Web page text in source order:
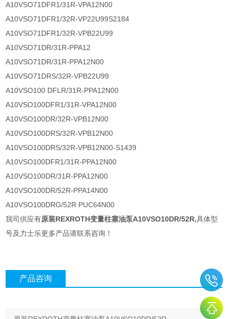
A10VSO71DFR1/31R-VPA12N00
A10VSO71DFR1/32R-VP22U99S2184
A10VSO71DFR1/32R-VPB22U99
A10VSO71DR/31R-PPA12
A10VSO71DR/31R-PPA12N00
A10VSO71DRS/32R-VPB22U99
A10VSO100 DFLR/31R-PPA12N00
A10VSO100DFR1/31R-VPA12N00
A10VSO100DR/32R-VPB12N00
A10VSO100DRS/32R-VPB12N00
A10VSO100DRS/32R-VPB12N00-S1439
A10VSO100DFR1/31R-PPA12N00
A10VSO100DR/31R-PPA12N00
A10VSO100DR/52R-PPA14N00
A10VSO100DRG/52R PUC64N00
我司供应有原装REXROTH变量柱塞油泵A10VSO10DR/52R,具体型
号及力士乐更多产品请联系咨询！
产品咨询